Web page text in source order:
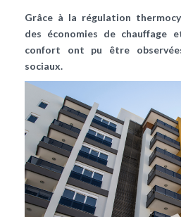
Grâce à la régulation
des économies de chauffage
confort ont pu être
sociaux.